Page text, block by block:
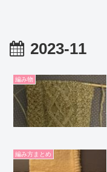
2023-11
編み物
編み方まとめ